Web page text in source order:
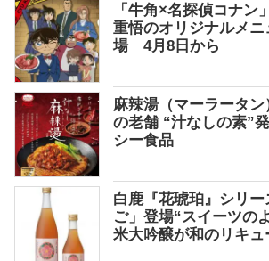
「牛角×名探偵コナン
重悟のオリジナルメ
場 4月8日から
麻辣湯（マーラータ
の老舗 “汁なしの素”
シー食品
白鹿『花琥珀』シリ
ご」登場“スイーツの
米大吟醸が和のリキュ